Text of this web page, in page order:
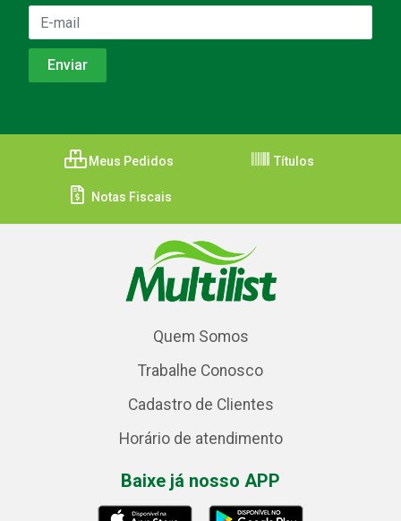
Meus Pedidos Títulos
Notas Fiscais
Quem Somos
Trabalhe Conosco
Cadastro de Clientes
Horário de atendimento
Baixe já nosso APP